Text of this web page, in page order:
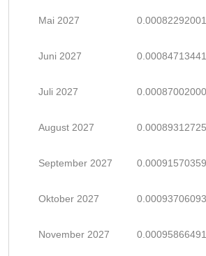
Mai 2027
Juni 2027
Juli 2027
August 2027
September 2027
Oktober 2027
November 2027